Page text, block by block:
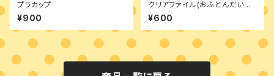
プラカップ
¥900
クリアファイル(おふとんだいす
き)
¥600